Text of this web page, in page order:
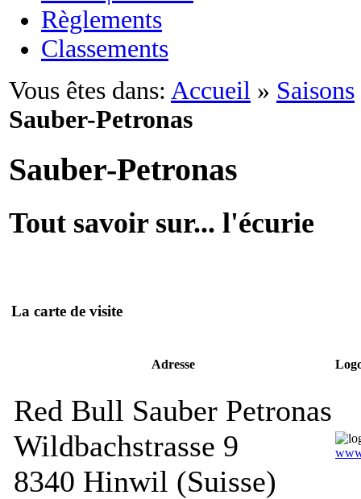
Règlements
Classements
Vous êtes dans: Accueil » Saisons
Sauber-Petronas
Sauber-Petronas
Tout savoir sur... l'écurie
La carte de visite
Adresse
Red Bull Sauber Petronas
Wildbachstrasse 9
8340 Hinwil (Suisse)